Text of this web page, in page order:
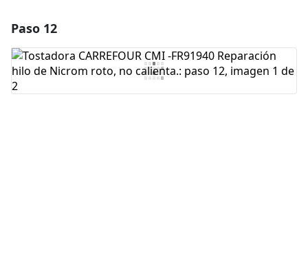
Agregar Comentario
Paso 12